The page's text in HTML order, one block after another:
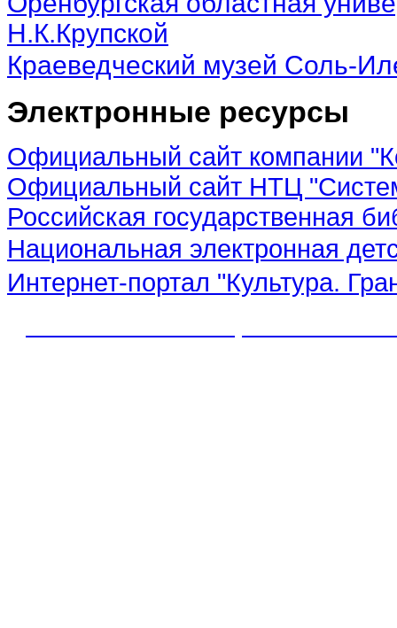
Н.К.Крупской
Краеведческий музей Соль-
Электронные ресурсы
Официальный сайт компании
Официальный сайт НТЦ
Российская государственная
Национальная электронная
Интернет-портал "Культура.